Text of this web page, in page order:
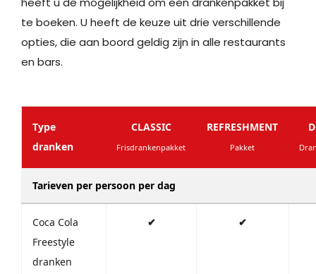
te boeken. U heeft de keuze uit drie verschillende
opties, die aan boord geldig zijn in alle restaurants
en bars.
Type
dranken
CLASSIC
Frisdrankenpakket
REFRESHMENT
Pakket
Tarieven per persoon per dag
Coca Cola
Freestyle
dranken
✔ ✔